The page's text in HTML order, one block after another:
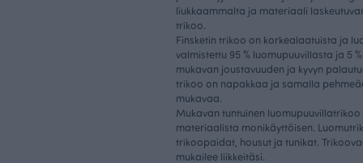
liukkaammalta ja materiaali
trikoo.
Finsketin trikoo on korkealaatuista ja
valmistettu 95 % luomupuuvillasta ja 5
mukavan joustavuuden ja kyvyn
trikoo on napakkaa ja samalla
mukavaa.
Mukavan tuntuinen
materiaalista monikäyttöisen.
trikoopaidat, housut ja tunikat.
mukailee liikkeitäsi.